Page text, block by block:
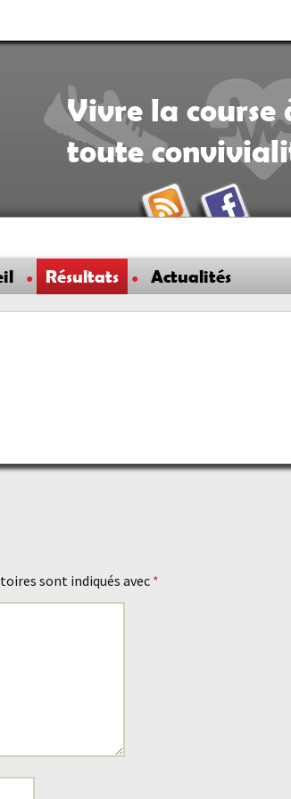
Vivre la course
toute
Résultats Actualités
sont indiqués avec *